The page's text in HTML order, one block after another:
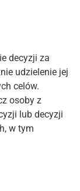
decyzji za
udzielenie jej
celów.
osoby z
lub decyzji
w tym